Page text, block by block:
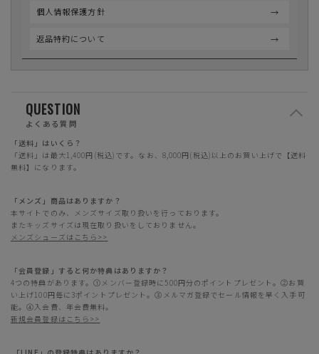
個人情報保護方針
返品特約について
QUESTION
よくある質問
「送料」はいくら？
「送料」は最大1,400円(税込)です。なお、8,000円(税込)以上のお買い上げで【送料
無料】になります。
「メンズ」商品はありますか？
本サイトでのみ、メンズサイズ取り扱いを行っております。
またキッズサイズは現在取り扱いをしておりません。
メンズシューズはこちら>>
「会員登録」すると何か特典はありますか？
4つの特典があります。①メンバー登録時に500円分のポイントプレゼント。②お買
い上げ100円毎に3ポイントプレゼント。③メルマガ登録でセール情報を早く入手可
能。④入会費、年会費無料。
新規会員登録はこちら>>